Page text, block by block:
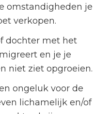
omstandigheden je
verkopen.
dochter met het
en je je
niet ziet opgroeien.
ongeluk voor de
lichamelijk en/of